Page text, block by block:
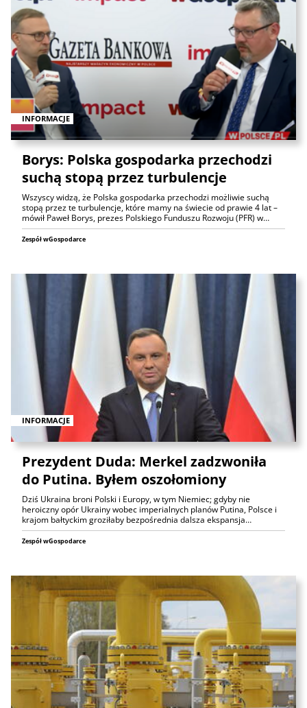
INFORMACJE
Borys: Polska gospodarka przechodzi
suchą stopą przez turbulencje
Wszyscy widzą, że Polska gospodarka przechodzi możliwie suchą
stopą przez te turbulencje, które mamy na świecie od prawie 4 lat –
mówił Paweł Borys, prezes Polskiego Funduszu Rozwoju (PFR) w…
Zespół wGospodarce
INFORMACJE
Prezydent Duda: Merkel zadzwoniła
do Putina. Byłem oszołomiony
Dziś Ukraina broni Polski i Europy, w tym Niemiec; gdyby nie
heroiczny opór Ukrainy wobec imperialnych planów Putina, Polsce i
krajom bałtyckim groziłaby bezpośrednia dalsza ekspansja…
Zespół wGospodarce